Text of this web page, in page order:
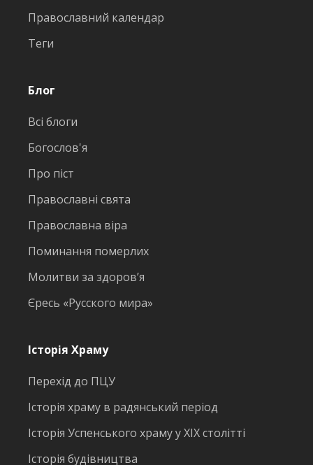
Православний календар
Теги
Блог
Всі блоги
Богослов'я
Про піст
Православні свята
Православна віра
Поминання померлих
Молитви за здоров’я
Єресь «Русского мира»
Історія Храму
Перехід до ПЦУ
Історія храму в радянський період
Історія Успенського храму у ХІХ столітті
Історія будівництва